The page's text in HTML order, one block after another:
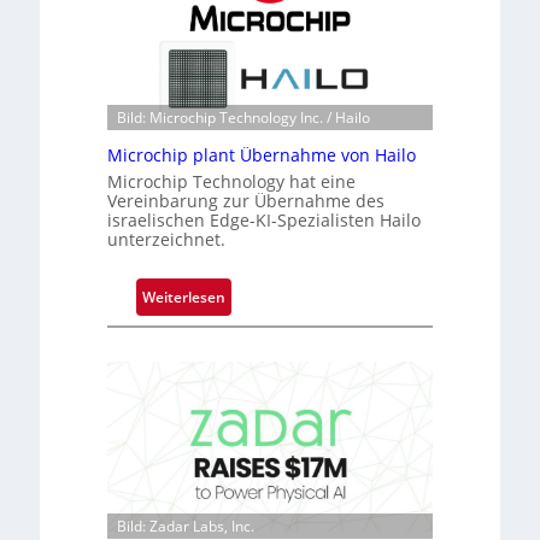
n
S
e
r
e
a
c
t
s
S
r
i
B
-
R
u
n
s
t
o
n
e
ü
b
e
r
i
m
a
r
k
V
s
Bild: Microchip Technology Inc. / Hailo
Microchip plant Übernahme von Hailo
Microchip Technology hat eine
Vereinbarung zur Übernahme des
israelischen Edge-KI-Spezialisten Hailo
unterzeichnet.
Weiterlesen
M
o
c
h
i
p
Bild: Zadar Labs, Inc.